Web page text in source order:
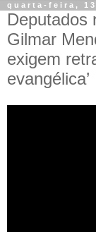
quarta-feira, 13
Deputados
Gilmar
exigem
evangélica’